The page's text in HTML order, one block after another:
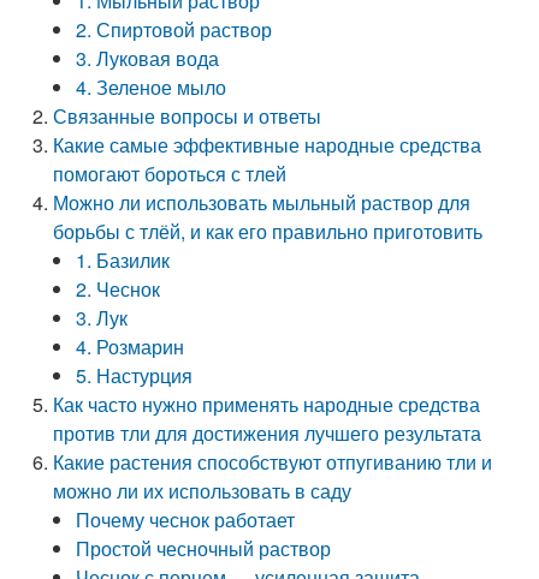
2. Спиртовой раствор
3. Луковая вода
4. Зеленое мыло
Связанные вопросы и ответы
Какие самые эффективные народные средства
помогают бороться с тлей
Можно ли использовать мыльный раствор для
борьбы с тлёй, и как его правильно приготовить
1. Базилик
2. Чеснок
3. Лук
4. Розмарин
5. Настурция
Как часто нужно применять народные средства
против тли для достижения лучшего результата
Какие растения способствуют отпугиванию тли и
можно ли их использовать в саду
Почему чеснок работает
Простой чесночный раствор